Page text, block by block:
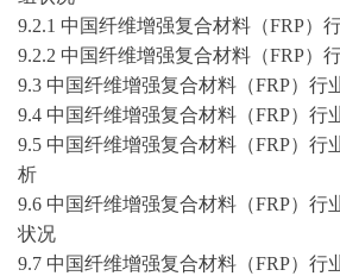
9.2.1 中国纤维增强复合材料（FRP）
9.2.2 中国纤维增强复合材料（FRP）
9.3 中国纤维增强复合材料（FRP）行
9.4 中国纤维增强复合材料（FRP）行
9.5 中国纤维增强复合材料（FRP）行
析
9.6 中国纤维增强复合材料（FRP）行
状况
9.7 中国纤维增强复合材料（FRP）行